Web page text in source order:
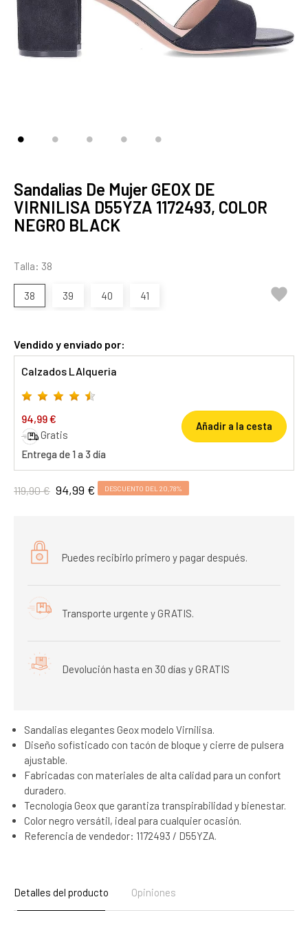
Sandalias De Mujer GEOX DE
VIRNILISA D55YZA 1172493, COLOR
NEGRO BLACK
Talla: 38
38 39 40 41 
Vendido y enviado por:
Calzados LAlqueria
94,99 €
Gratis
Entrega de 1 a 3 día
Añadir a la cesta
119,90 € 94,99 € DESCUENTO DEL 20,78%
Puedes recibirlo primero y pagar después.
Transporte urgente y GRATIS.
Devolución hasta en 30 días y GRATIS
Sandalias elegantes Geox modelo Virnilisa.
Diseño sofisticado con tacón de bloque y cierre de pulsera
ajustable.
Fabricadas con materiales de alta calidad para un confort
duradero.
Tecnología Geox que garantiza transpirabilidad y bienestar.
Color negro versátil, ideal para cualquier ocasión.
Referencia de vendedor: 1172493 / D55YZA.
Detalles del producto Opiniones